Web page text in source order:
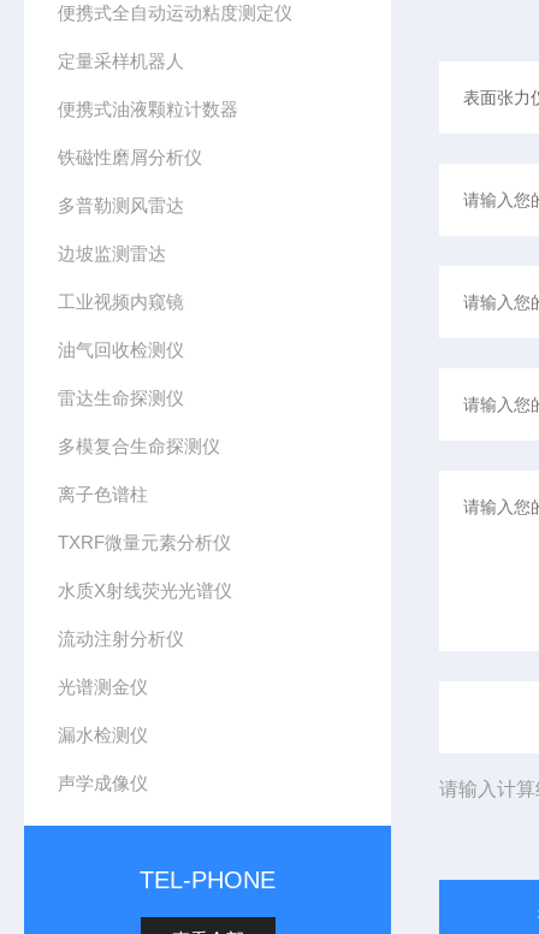
便携式全自动运动粘度测定仪
定量采样机器人
便携式油液颗粒计数器
铁磁性磨屑分析仪
多普勒测风雷达
边坡监测雷达
工业视频内窥镜
油气回收检测仪
雷达生命探测仪
多模复合生命探测仪
离子色谱柱
TXRF微量元素分析仪
水质X射线荧光光谱仪
流动注射分析仪
光谱测金仪
漏水检测仪
声学成像仪
TEL-PHONE
请输入计